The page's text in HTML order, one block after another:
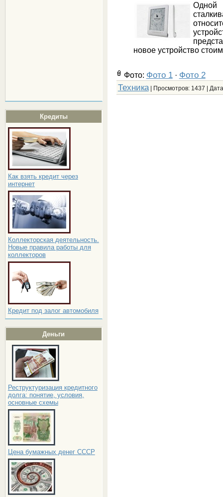
Кредиты
Как взять кредит через
интернет
Коллекторская деятельность.
Новые правила работы для
коллекторов
Кредит под залог автомобиля
Деньги
Реструктуризация кредитного
долга: понятие, условия,
основные схемы
Цена бумажных денег СССР
Одной
новое устройство
Фото: Фото 1· Фото 2
Техника| Просмотров: 1437 |